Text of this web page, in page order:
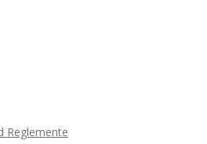
Reglemente